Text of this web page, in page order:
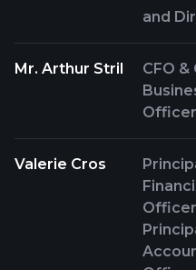
and
Mr. Arthur Stril
CFO &
Officer
Valerie Cros